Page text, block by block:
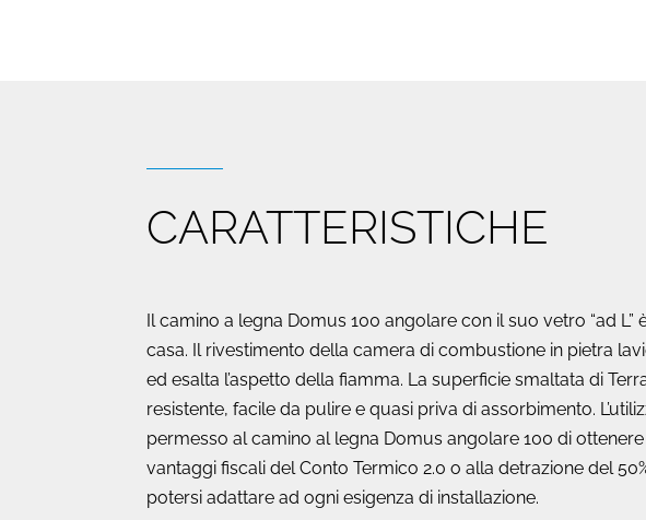
CARATTERISTICHE
Il camino a legna Domus 100 angolare con il suo vetro “ad
casa. Il rivestimento della camera di combustione in pietra
ed esalta l’aspetto della fiamma. La superficie smaltata di
resistente, facile da pulire e quasi priva di assorbimento.
permesso al camino al legna Domus angolare 100 di
vantaggi fiscali del Conto Termico 2.0 o alla detrazione del
potersi adattare ad ogni esigenza di installazione.